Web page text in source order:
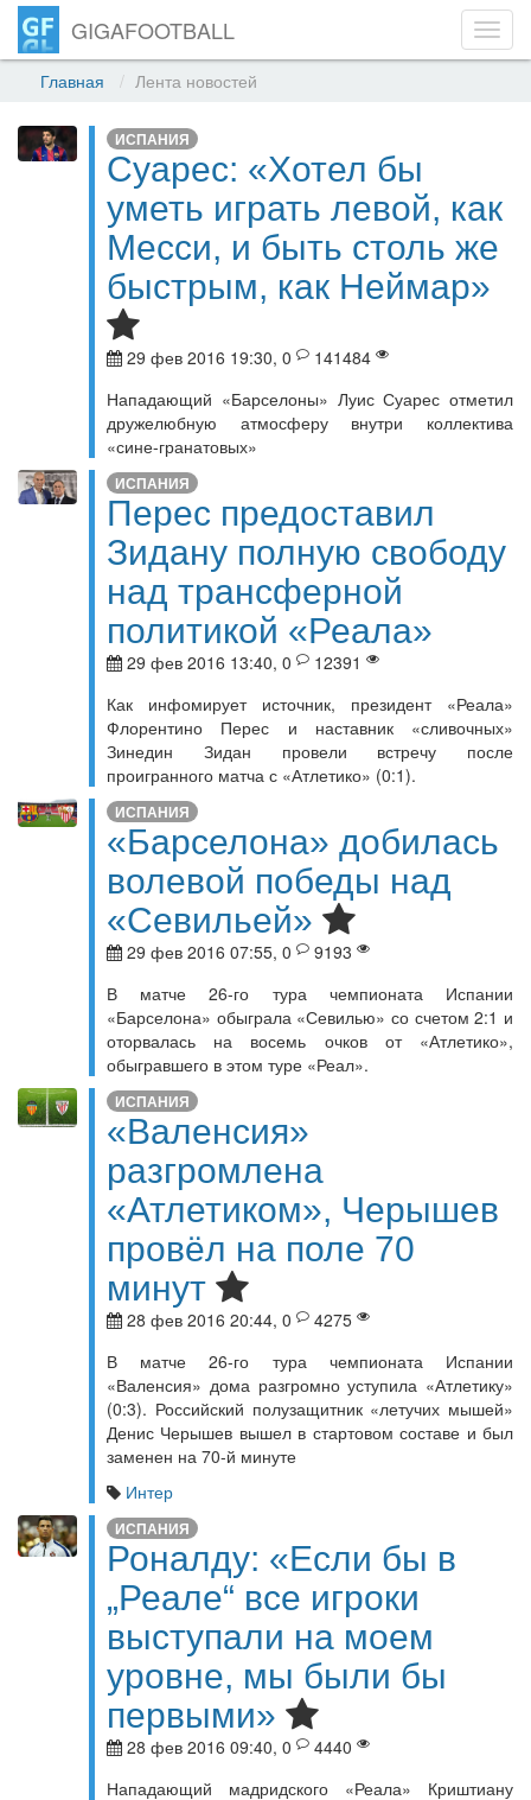
GIGAFOOTBALL
Главная Лента новостей
ИСПАНИЯ
Суарес: «Хотел бы
уметь играть левой, как
Месси, и быть столь же
быстрым, как Неймар»
29 фев 2016 19:30, 0
141484
Нападающий «Барселоны» Луис Суарес отметил
дружелюбную атмосферу внутри коллектива
«сине-гранатовых»
ИСПАНИЯ
Перес предоставил
Зидану полную свободу
над трансферной
политикой «Реала»
29 фев 2016 13:40, 0
12391
Как инфомирует источник, президент «Реала»
Флорентино Перес и наставник «сливочных»
Зинедин Зидан провели встречу после
проигранного матча с «Атлетико» (0:1).
ИСПАНИЯ
«Барселона» добилась
волевой победы над
«Севильей»
29 фев 2016 07:55, 0
9193
В матче 26-го тура чемпионата Испании
«Барселона» обыграла «Севилью» со счетом 2:1 и
оторвалась на восемь очков от «Атлетико»,
обыгравшего в этом туре «Реал».
ИСПАНИЯ
«Валенсия»
разгромлена
«Атлетиком», Черышев
провёл на поле 70
минут
28 фев 2016 20:44, 0
4275
В матче 26-го тура чемпионата Испании
«Валенсия» дома разгромно уступила «Атлетику»
(0:3). Российский полузащитник «летучих мышей»
Денис Черышев вышел в стартовом составе и был
заменен на 70-й минуте
Интер
ИСПАНИЯ
Роналду: «Если бы в
„Реале“ все игроки
выступали на моем
уровне, мы были бы
первыми»
28 фев 2016 09:40, 0
4440
Нападающий мадридского «Реала» Криштиану